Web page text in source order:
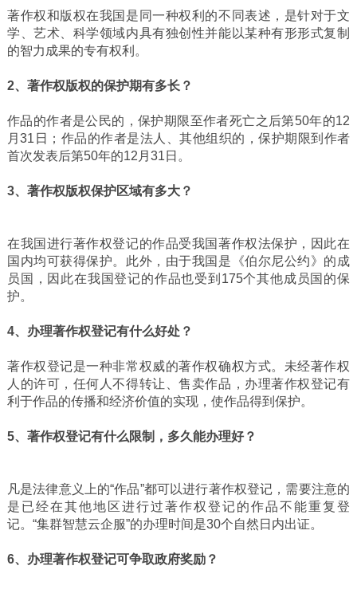
著作权和版权在我国是同一种权利的不同表述，是针对于文
学、艺术、科学领域内具有独创性并能以某种有形形式复制
的智力成果的专有权利。
2、著作权版权的保护期有多长？
作品的作者是公民的，保护期限至作者死亡之后第50年的12
月31日；作品的作者是法人、其他组织的，保护期限到作者
首次发表后第50年的12月31日。
3、著作权版权保护区域有多大？
在我国进行著作权登记的作品受我国著作权法保护，因此在
国内均可获得保护。此外，由于我国是《伯尔尼公约》的成
员国，因此在我国登记的作品也受到175个其他成员国的保
护。
4、办理著作权登记有什么好处？
著作权登记是一种非常权威的著作权确权方式。未经著作权
人的许可，任何人不得转让、售卖作品，办理著作权登记有
利于作品的传播和经济价值的实现，使作品得到保护。
5、著作权登记有什么限制，多久能办理好？
凡是法律意义上的“作品”都可以进行著作权登记，需要注意的
是已经在其他地区进行过著作权登记的作品不能重复登
记。“集群智慧云企服”的办理时间是30个自然日内出证。
6、办理著作权登记可争取政府奖励？